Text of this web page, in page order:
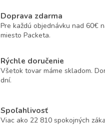
Doprava zdarma
Pre každú objednávku nad 60€
miesto Packeta.
Rýchle doručenie
Všetok tovar máme skladom.
dní.
Spoľahlivosť
Viac ako 22 810 spokojných